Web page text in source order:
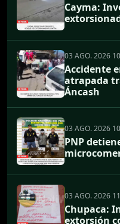
Cayma:
03 AGO. 2026
Accidente
atrapada
Áncash
03 AGO. 2026
PNP
03 AGO. 2026
Chupaca:
extorsión